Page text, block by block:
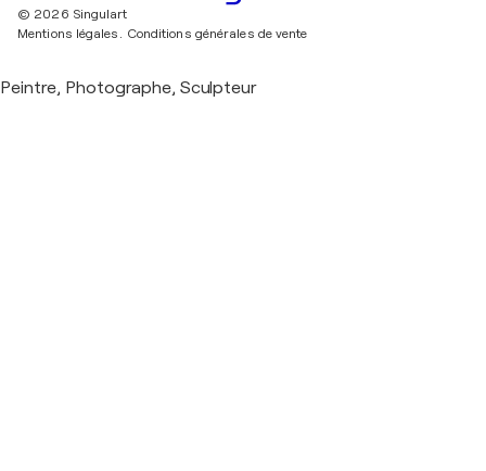
© 2026 Singulart
Mentions légales. Conditions générales de vente
Peintre, Photographe, Sculpteur